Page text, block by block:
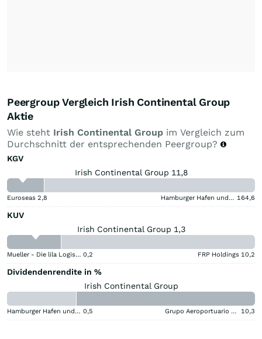
Peergroup Vergleich Irish Continental Group
Aktie
Wie steht Irish Continental Group im Vergleich zum
Durchschnitt der entsprechenden Peergroup?
KGV
Irish Continental Group 11,8
Euroseas 2,8 Hamburger Hafen und Logistik 164,6
KUV
Irish Continental Group 1,3
Mueller - Die lila Logistik 0,2 FRP Holdings 10,2
Dividendenrendite in %
Irish Continental Group
Hamburger Hafen und Logistik 0,5 Grupo Aeroportuario del Centro Norte SAB de CV (B) (B) 10,3